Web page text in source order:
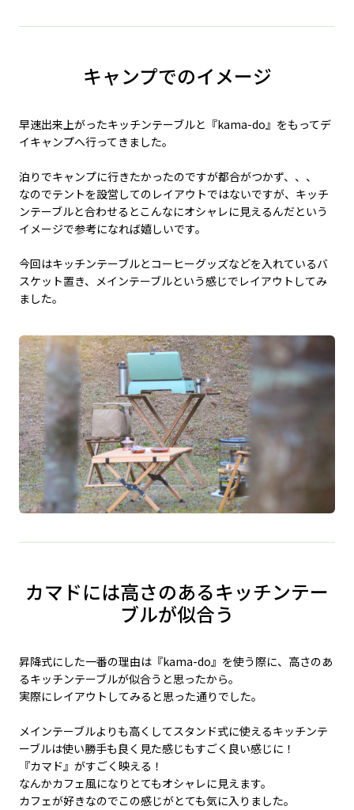
キャンプでのイメージ
早速出来上がったキッチンテーブルと『kama-do』をもってデ
イキャンプへ行ってきました。
泊りでキャンプに行きたかったのですが都合がつかず、、、
なのでテントを設営してのレイアウトではないですが、キッチ
ンテーブルと合わせるとこんなにオシャレに見えるんだという
イメージで参考になれば嬉しいです。
今回はキッチンテーブルとコーヒーグッズなどを入れているバ
スケット置き、メインテーブルという感じでレイアウトしてみ
ました。
カマドには高さのあるキッチンテー
ブルが似合う
昇降式にした一番の理由は『kama-do』を使う際に、高さのあ
るキッチンテーブルが似合うと思ったから。
実際にレイアウトしてみると思った通りでした。
メインテーブルよりも高くしてスタンド式に使えるキッチンテ
ーブルは使い勝手も良く見た感じもすごく良い感じに！
『カマド』がすごく映える！
なんかカフェ風になりとてもオシャレに見えます。
カフェが好きなのでこの感じがとても気に入りました。